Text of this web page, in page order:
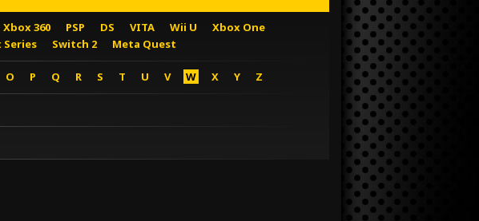
Xbox 360 PSP DS VITA Wii U
Xbox One
Series Switch 2 Meta Quest
O P Q R S T U V W X Y Z